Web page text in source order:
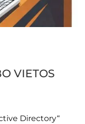
VIETOS
Directory“